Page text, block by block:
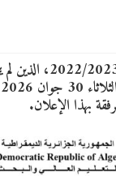
بهذا الإعلان.